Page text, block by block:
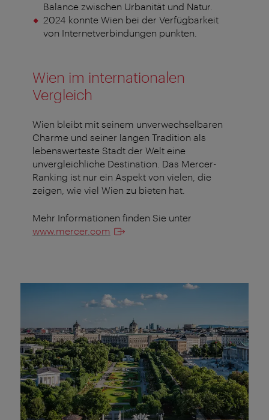
Balance zwischen Urbanität und Natur.
2024 konnte Wien bei der Verfügbarkeit
von Internetverbindungen punkten.
Wien im internationalen
Vergleich
Wien bleibt mit seinem unverwechselbaren
Charme und seiner langen Tradition als
lebenswerteste Stadt der Welt eine
unvergleichliche Destination. Das Mercer-
Ranking ist nur ein Aspekt von vielen, die
zeigen, wie viel Wien zu bieten hat.
Mehr Informationen finden Sie unter
www.mercer.com